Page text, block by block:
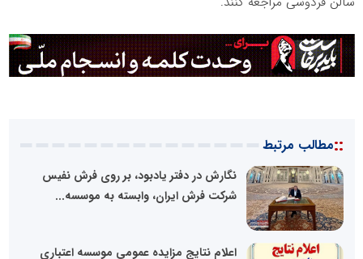
::مطالب مرتبط
نگارش در دفتر یادبود، بر روی فرش نفیس
شرکت فرش ایران، وابسته به موسسه...
اعلام نتایج مزایده عمومی موسسه اعتباری